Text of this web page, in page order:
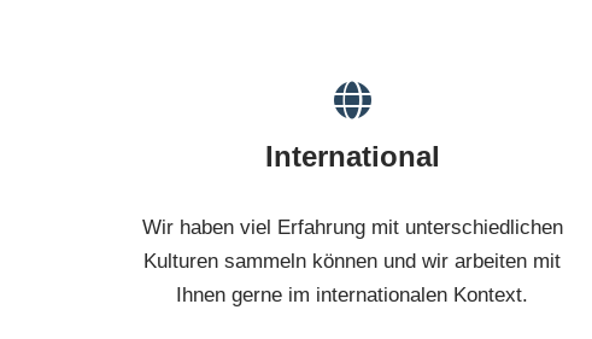
International
Wir haben viel Erfahrung mit unterschiedlichen
Kulturen sammeln können und wir arbeiten mit
Ihnen gerne im internationalen Kontext.